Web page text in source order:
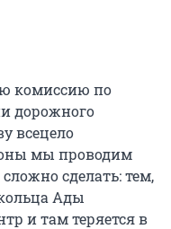
комиссию по
дорожного
всецело
мы проводим
сделать: тем,
Ады
и там теряется в